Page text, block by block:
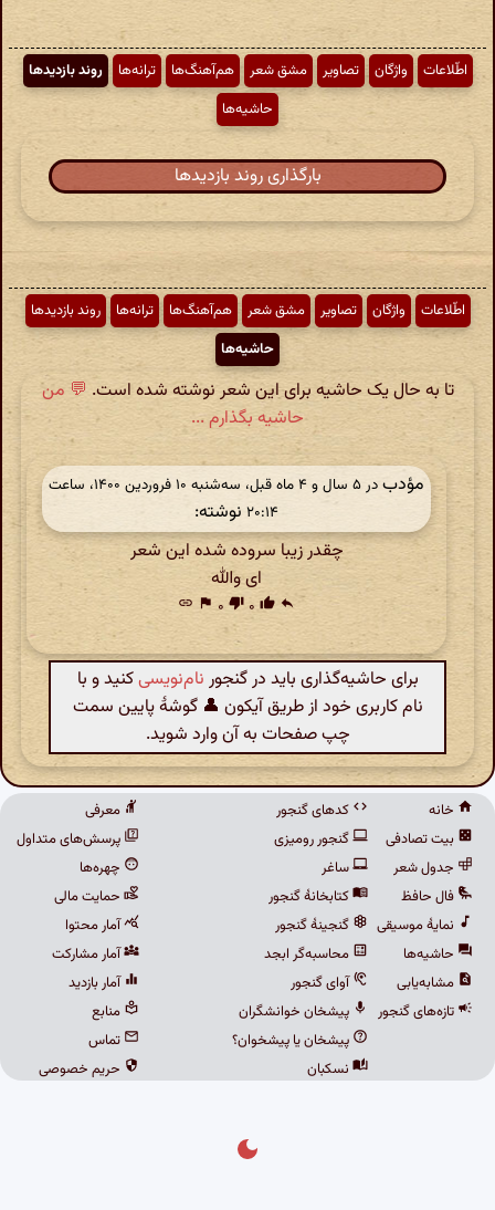
اطّلاعات واژگان تصاویر مشق شعر هم‌آهنگ‌ها ترانه‌ها
روند بازدیدها
حاشیه‌ها
بارگذاری روند بازدیدها
اطّلاعات واژگان تصاویر مشق شعر هم‌آهنگ‌ها ترانه‌ها
روند بازدیدها
حاشیه‌ها
تا به حال یک حاشیه برای این شعر نوشته شده است. 💬 من
حاشیه بگذارم ...
مؤدب
در ‫۵ سال و ۴ ماه قبل، سه‌شنبه ۱۰ فروردین ۱۴۰۰، ساعت
۲۰:۱۴ نوشته:
چقدر زیبا سروده شده این شعر
ای والله
reply
thumb_up ۰ thumb_down ۰ flag
link
برای حاشیه‌گذاری باید در گنجور نام‌نویسیکنید و با
نام کاربری خود از طریق آیکون 👤 گوشهٔ پایین سمت
چپ صفحات به آن وارد شوید.
خانه
بیت تصادفی
جدول شعر
فال حافظ
نمایهٔ موسیقی
حاشیه‌ها
مشابه‌یابی
تازه‌های گنجور
کدهای گنجور
گنجور رومیزی
ساغر
کتابخانهٔ گنجور
گنجینهٔ گنجور
محاسبه‌گر ابجد
آوای گنجور
پیشخان خوانشگران
پیشخان یا پیشخوان؟
نسکبان
معرفی
پرسش‌های متداول
چهره‌ها
حمایت مالی
آمار محتوا
آمار مشارکت
آمار بازدید
منابع
تماس
حریم خصوصی